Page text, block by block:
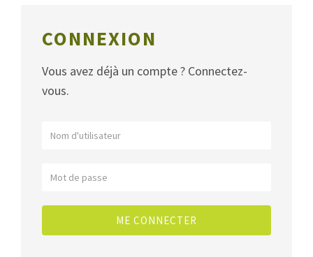
CONNEXION
Vous avez déjà un compte ? Connectez-
vous.
ME CONNECTER